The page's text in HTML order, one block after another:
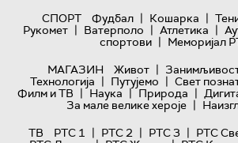
СПОРТ
Фудбал | Кошарка |
Рукомет | Ватерполо | Атлетика |
спортови | Меморијал
МАГАЗИН
Живот |
Технологијa | Путујемо | Свет
Филм и ТВ | Наука | Природа |
За мале велике хероје |
ТВ
РТС 1 | РТС 2 | РТС 3 | РТС